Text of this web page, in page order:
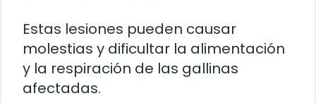
Estas lesiones pueden causar
molestias y dificultar la alimentación
y la respiración de las gallinas
afectadas.